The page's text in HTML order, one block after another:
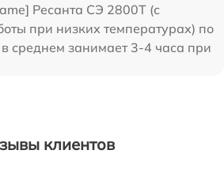
Ресанта СЭ 2800Т (с
при низких температурах) по
среднем занимает 3-4 часа при
клиентов